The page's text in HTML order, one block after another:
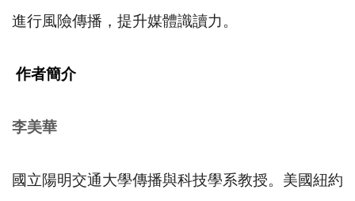
進行風險傳播，提升媒體識讀力。
作者簡介
李美華
國立陽明交通大學傳播與科技學系教授。美國紐約